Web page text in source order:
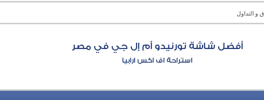
و التداول
أفضل شاشة تورنيدو أم إل جي في مصر
استراحة اف اكس ارابيا